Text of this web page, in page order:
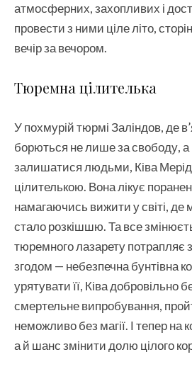
атмосферних, захопливих і
провести з ними ціле літо,
вечір за вечором.
Тюремна цілителька
У похмурій тюрмі Заліндов, де
борються не лише за свободу, а
залишатися людьми, Ківа
цілителькою. Вона лікує
намагаючись вижити у світі,
стало розкішшю. Та все
тюремного лазарету потрапляє
згодом — небезпечна бунтівна
урятувати її, Ківа добровільно
смертельне випробування,
неможливо без магії. І тепер на
а й шанс змінити долю цілого